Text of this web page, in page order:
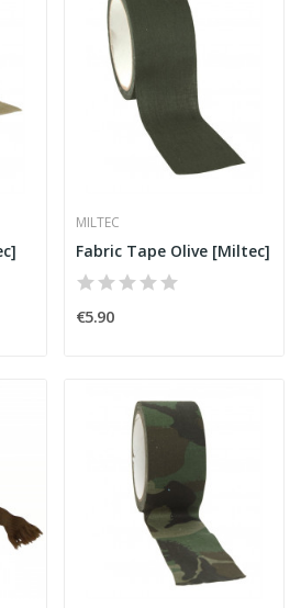
MILTEC
Fabric Tape Olive [Miltec]
€5.90